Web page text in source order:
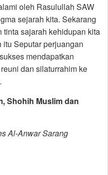
oleh Rasulullah SAW
sejarah kita. Sekarang
sajarah kehidupan kita
Seputar perjuangan
mendapatkan
dan silaturrahim ke
Shohih Muslim dan
Al-Anwar Sarang